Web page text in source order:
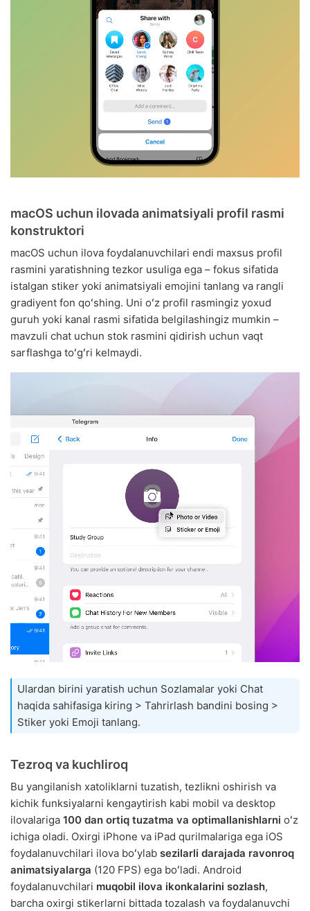
macOS uchun ilovada animatsiyali profil rasmi
konstruktori
macOS uchun ilova foydalanuvchilari endi maxsus profil
rasmini yaratishning tezkor usuliga ega – fokus sifatida
istalgan stiker yoki animatsiyali emojini tanlang va rangli
gradiyent fon qoʻshing. Uni oʻz profil rasmingiz yoxud
guruh yoki kanal rasmi sifatida belgilashingiz mumkin –
mavzuli chat uchun stok rasmini qidirish uchun vaqt
sarflashga toʻgʻri kelmaydi.
Ulardan birini yaratish uchun Sozlamalar yoki Chat
haqida sahifasiga kiring > Tahrirlash bandini bosing >
Stiker yoki Emoji tanlang.
Tezroq va kuchliroq
Bu yangilanish xatoliklarni tuzatish, tezlikni oshirish va
kichik funksiyalarni kengaytirish kabi mobil va desktop
ilovalariga 100 dan ortiq tuzatma va optimallanishlarni oʻz
ichiga oladi. Oxirgi iPhone va iPad qurilmalariga ega iOS
foydalanuvchilari ilova boʻylab sezilarli darajada ravonroq
animatsiyalarga (120 FPS) ega boʻladi. Android
foydalanuvchilari muqobil ilova ikonkalarini sozlash,
barcha oxirgi stikerlarni bittada tozalash va foydalanuvchi